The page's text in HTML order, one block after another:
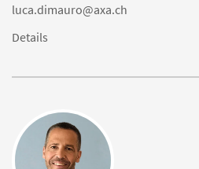
luca.dimauro@axa.ch
Details